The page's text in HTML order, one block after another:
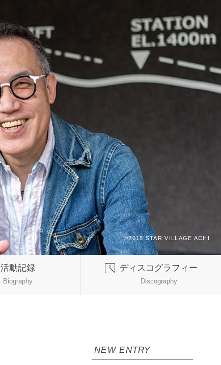
活動記録
Biography
ディスコグラフィー
Discography
NEW ENTRY